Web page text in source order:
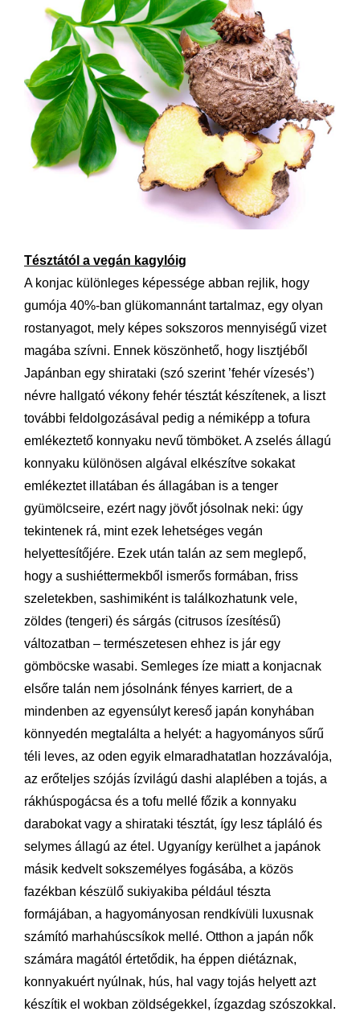
Tésztától a vegán kagylóig
A konjac különleges képessége abban rejlik, hogy
gumója 40%-ban glükomannánt tartalmaz, egy olyan
rostanyagot, mely képes sokszoros mennyiségű vizet
magába szívni. Ennek köszönhető, hogy lisztjéből
Japánban egy shirataki (szó szerint ’fehér vízesés’)
névre hallgató vékony fehér tésztát készítenek, a liszt
további feldolgozásával pedig a némiképp a tofura
emlékeztető konnyaku nevű tömböket. A zselés állagú
konnyaku különösen algával elkészítve sokakat
emlékeztet illatában és állagában is a tenger
gyümölcseire, ezért nagy jövőt jósolnak neki: úgy
tekintenek rá, mint ezek lehetséges vegán
helyettesítőjére. Ezek után talán az sem meglepő,
hogy a sushiéttermekből ismerős formában, friss
szeletekben, sashimiként is találkozhatunk vele,
zöldes (tengeri) és sárgás (citrusos ízesítésű)
változatban – természetesen ehhez is jár egy
gömböcske wasabi. Semleges íze miatt a konjacnak
elsőre talán nem jósolnánk fényes karriert, de a
mindenben az egyensúlyt kereső japán konyhában
könnyedén megtalálta a helyét: a hagyományos sűrű
téli leves, az oden egyik elmaradhatatlan hozzávalója,
az erőteljes szójás ízvilágú dashi alaplében a tojás, a
rákhúspogácsa és a tofu mellé főzik a konnyaku
darabokat vagy a shirataki tésztát, így lesz tápláló és
selymes állagú az étel. Ugyanígy kerülhet a japánok
másik kedvelt sokszemélyes fogásába, a közös
fazékban készülő sukiyakiba például tészta
formájában, a hagyományosan rendkívüli luxusnak
számító marhahúscsíkok mellé. Otthon a japán nők
számára magától értetődik, ha éppen diétáznak,
konnyakuért nyúlnak, hús, hal vagy tojás helyett azt
készítik el wokban zöldségekkel, ízgazdag szószokkal.